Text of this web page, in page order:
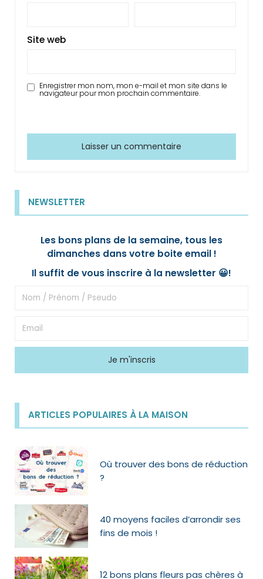
Site web
Enregistrer mon nom, mon e-mail et mon site dans le
navigateur pour mon prochain commentaire.
NEWSLETTER
Les bons plans de la semaine, tous les
dimanches dans votre boite email !
Il suffit de vous inscrire à la newsletter 😀!
ARTICLES POPULAIRES À LA MAISON
Où trouver des bons de réduction
?
40 moyens faciles d’arrondir ses
fins de mois !
12 bons plans fleurs pas chères à